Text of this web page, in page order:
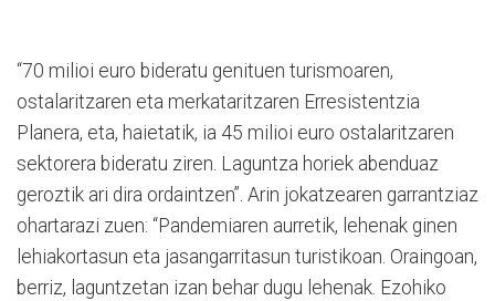
“70 milioi euro bideratu genituen turismoaren,
ostalaritzaren eta merkataritzaren Erresistentzia
Planera, eta, haietatik, ia 45 milioi euro ostalaritzaren
sektorera bideratu ziren. Laguntza horiek abenduaz
geroztik ari dira ordaintzen”. Arin jokatzearen garrantziaz
ohartarazi zuen: “Pandemiaren aurretik, lehenak ginen
lehiakortasun eta jasangarritasun turistikoan. Oraingoan,
berriz, laguntzetan izan behar dugu lehenak. Ezohiko